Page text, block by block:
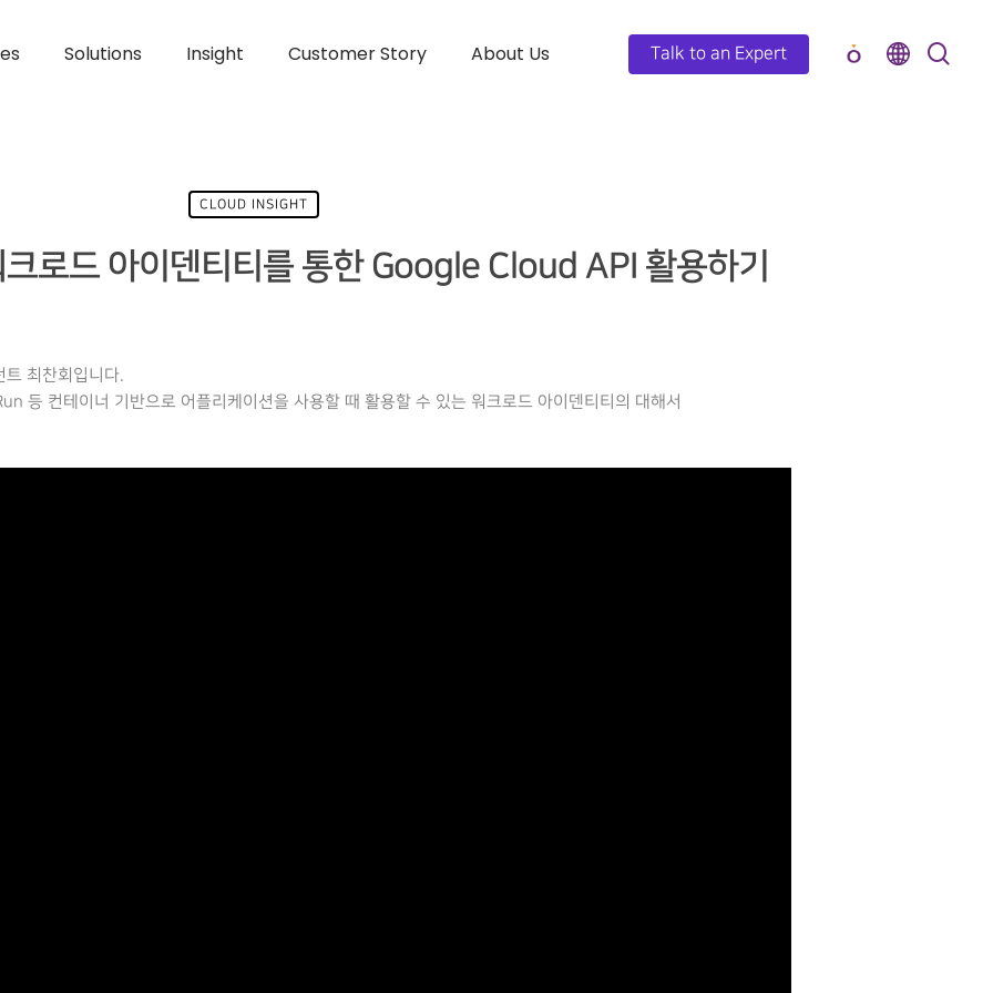
Solutions Insight Customer Story About Us Talk to an Expert
CLOUD INSIGHT
로드 아이덴티티를 통한 Google Cloud API 활용하기
트 최찬회입니다.
등 컨테이너 기반으로 어플리케이션을 사용할 때 활용할 수 있는 워크로드 아이덴티티의 대해서